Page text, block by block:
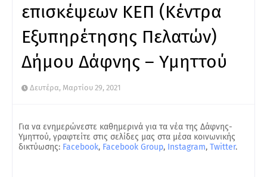
επισκέψεων ΚΕΠ (Κέντρα
Εξυπηρέτησης Πελατών)
Δήμου Δάφνης – Υμηττού
Δευτέρα, Μαρτίου 29, 2021
Για να ενημερώνεστε καθημερινά για τα νέα της Δάφνης-
Υμηττού, γραφτείτε στις σελίδες μας στα μέσα κοινωνικής
δικτύωσης: Facebook, Facebook Group, Instagram, Twitter.